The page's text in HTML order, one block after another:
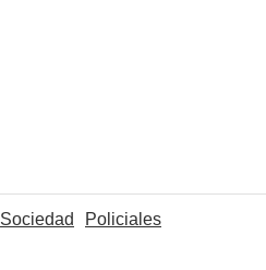
Sociedad
Policiales